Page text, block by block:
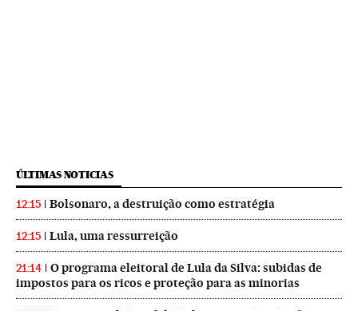
ÚLTIMAS NOTICIAS
12:15 Bolsonaro, a destruição como estratégia
12:15 Lula, uma ressurreição
21:14
O programa eleitoral de Lula da Silva: subidas de
impostos para os ricos e proteção para as minorias